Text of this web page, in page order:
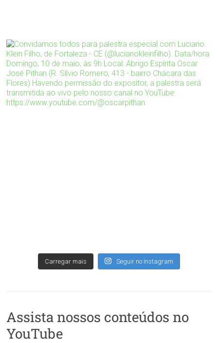
Carregar mais Seguir no Instagram
Assista nossos conteúdos no
YouTube